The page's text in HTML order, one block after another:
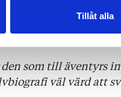
Tillåt alla
YLE
som till äventyrs
väl värd att